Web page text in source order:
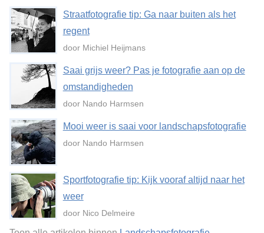
Straatfotografie tip: Ga naar buiten als het
regent
door Michiel Heijmans
Saai grijs weer? Pas je fotografie aan op de
omstandigheden
door Nando Harmsen
Mooi weer is saai voor landschapsfotografie
door Nando Harmsen
Sportfotografie tip: Kijk vooraf altijd naar het
weer
door Nico Delmeire